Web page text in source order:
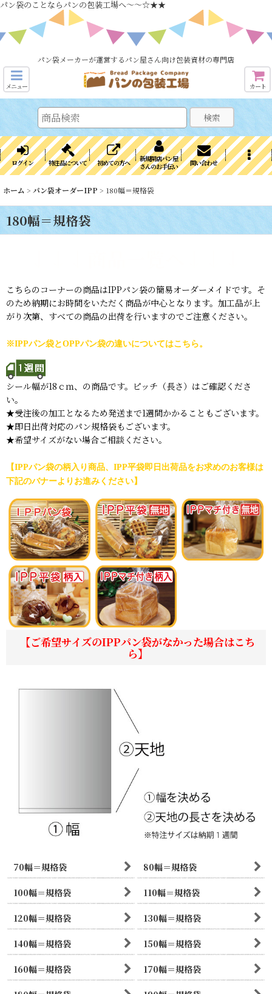
パン袋のことならパンの包装工場へ～～☆★★
パン袋メーカーが運営するパン屋さん向け包装資材の専門店
メニュー カート
検索
ログイン 特注品について 初めての方へ
新規開店パン屋
さんのお手伝い
問い合わせ
ホーム > パン袋オーダーIPP > 180幅＝規格袋
180幅＝規格袋
こちらのコーナーの商品はIPPパン袋の簡易オーダーメイドです。そ
のため納期にお時間をいただく商品が中心となります。加工品が上
がり次第、すべての商品の出荷を行いますのでご注意ください。
※IPPパン袋とOPPパン袋の違いについてはこちら。
シール幅が18ｃｍ、の商品です。ピッチ（長さ）はご確認くださ
い。
★受注後の加工となるため発送まで1週間かかることもございます。
★即日出荷対応のパン規格袋もございます。
★希望サイズがない場合ご相談ください。
【IPPパン袋の柄入り商品、IPP平袋即日出荷品をお求めのお客様は
下記のバナーよりお進みください】
【ご希望サイズのIPPパン袋がなかった場合はこち
ら】
70幅＝規格袋 80幅＝規格袋
100幅＝規格袋 110幅＝規格袋
120幅＝規格袋 130幅＝規格袋
140幅＝規格袋 150幅＝規格袋
160幅＝規格袋 170幅＝規格袋